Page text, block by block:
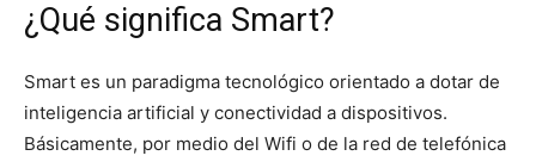
¿Qué significa Smart?
Smart es un paradigma tecnológico orientado a dotar de
inteligencia artificial y conectividad a dispositivos.
Básicamente, por medio del Wifi o de la red de telefónica